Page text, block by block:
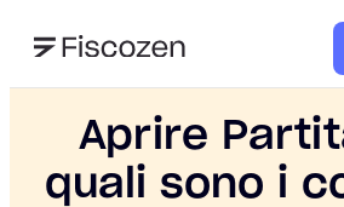
Aprire
quali sono i